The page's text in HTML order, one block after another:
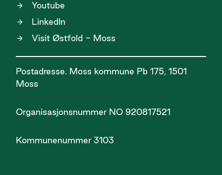
Youtube
LinkedIn
Visit Østfold - Moss
Postadresse. Moss kommune Pb 175, 1501
Moss
Organisasjonsnummer NO 920817521
Kommunenummer 3103